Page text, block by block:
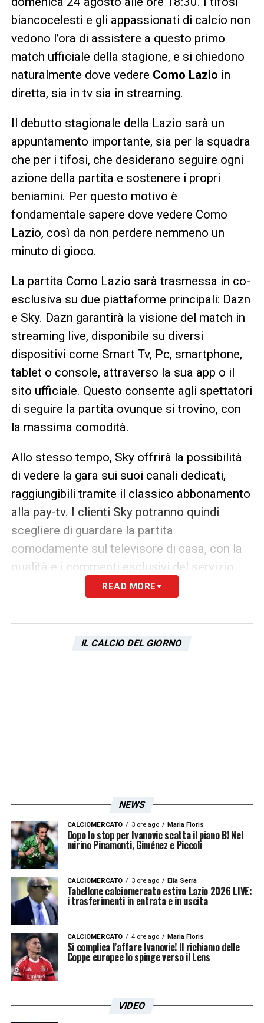
biancocelesti e gli appassionati di calcio non
vedono l’ora di assistere a questo primo
match ufficiale della stagione, e si chiedono
naturalmente dove vedere Como Lazio in
diretta, sia in tv sia in streaming.
Il debutto stagionale della Lazio sarà un
appuntamento importante, sia per la squadra
che per i tifosi, che desiderano seguire ogni
azione della partita e sostenere i propri
beniamini. Per questo motivo è
fondamentale sapere dove vedere Como
Lazio, così da non perdere nemmeno un
minuto di gioco.
La partita Como Lazio sarà trasmessa in co-
esclusiva su due piattaforme principali: Dazn
e Sky. Dazn garantirà la visione del match in
streaming live, disponibile su diversi
dispositivi come Smart Tv, Pc, smartphone,
tablet o console, attraverso la sua app o il
sito ufficiale. Questo consente agli spettatori
di seguire la partita ovunque si trovino, con
la massima comodità.
Allo stesso tempo, Sky offrirà la possibilità
di vedere la gara sui suoi canali dedicati,
raggiungibili tramite il classico abbonamento
alla pay-tv. I clienti Sky potranno quindi
scegliere di guardare la partita
comodamente sul televisore di casa, con la
qualità e i commenti esclusivi del servizio.
Scegliere dove vedere Como Lazio dipenderà
per Dazn, mentre chi preferisce la
consultabili sui canali ufficiali del Como e
della Lazio, per garantire una trasferta in
sicurezza e nel rispetto delle normative
vigenti.
In sintesi, la risposta a dove vedere Como
Lazio è chiara: grazie alla co-esclusiva, la
partita sarà visibile sia su Dazn in streaming
che sui canali Sky. Così i tifosi biancocelesti
potranno seguire l’esordio della loro squadra
primo minuto.
READ MORE
IL CALCIO DEL GIORNO
NEWS
CALCIOMERCATO 3 ore ago Maria Floris
Dopo lo stop per Ivanovic scatta il piano B! Nel
mirino Pinamonti, Giménez e Piccoli
CALCIOMERCATO 3 ore ago Elia Serra
Tabellone calciomercato estivo Lazio 2026 LIVE:
i trasferimenti in entrata e in uscita
CALCIOMERCATO 4 ore ago Maria Floris
Si complica l’affare Ivanovic! Il richiamo delle
Coppe europee lo spinge verso il Lens
VIDEO